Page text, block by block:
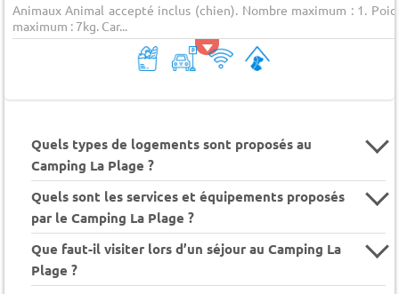
Animaux Animal accepté inclus (chien). Nombre maximum : 1.
maximum : 7kg. Car...
Quels types de logements sont proposés au
Camping La Plage ?
Quels sont les services et équipements proposés
par le Camping La Plage ?
Que faut-il visiter lors d’un séjour au Camping La
Plage ?